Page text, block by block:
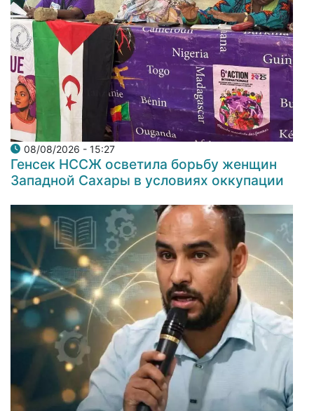
08/08/2026 - 15:27
Генсек НССЖ осветила борьбу женщин
Западной Сахары в условиях оккупации